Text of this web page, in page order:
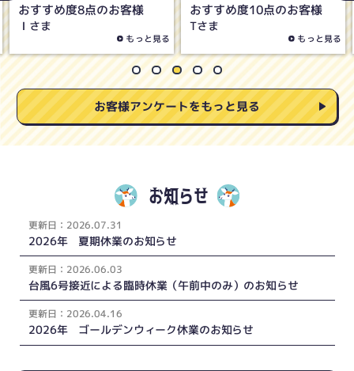
おすすめ度8点のお客様
Ｉさま
もっと見る
おすすめ度10点のお客様
Tさま
もっと見る
お客様アンケートをもっと見る
お知らせ
更新日： 2026.07.31
2026年 夏期休業のお知らせ
更新日： 2026.06.03
台風6号接近による臨時休業（午前中のみ）のお知らせ
更新日： 2026.04.16
2026年 ゴールデンウィーク休業のお知らせ